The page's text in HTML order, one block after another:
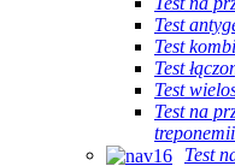
Test
Test
Test
Test
Test na
Test